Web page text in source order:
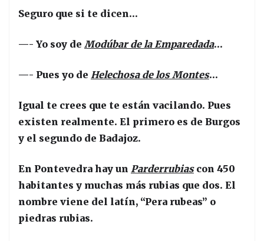
Seguro que si te dicen…
—- Yo soy de Modúbar de la Emparedada…
—- Pues yo de Helechosa de los Montes…
Igual te crees que te están vacilando. Pues
existen realmente. El primero es de Burgos
y el segundo de Badajoz.
En Pontevedra hay un Parderrubiascon 450
habitantes y muchas más rubias que dos. El
nombre viene del latín, “Pera rubeas” o
piedras rubias.